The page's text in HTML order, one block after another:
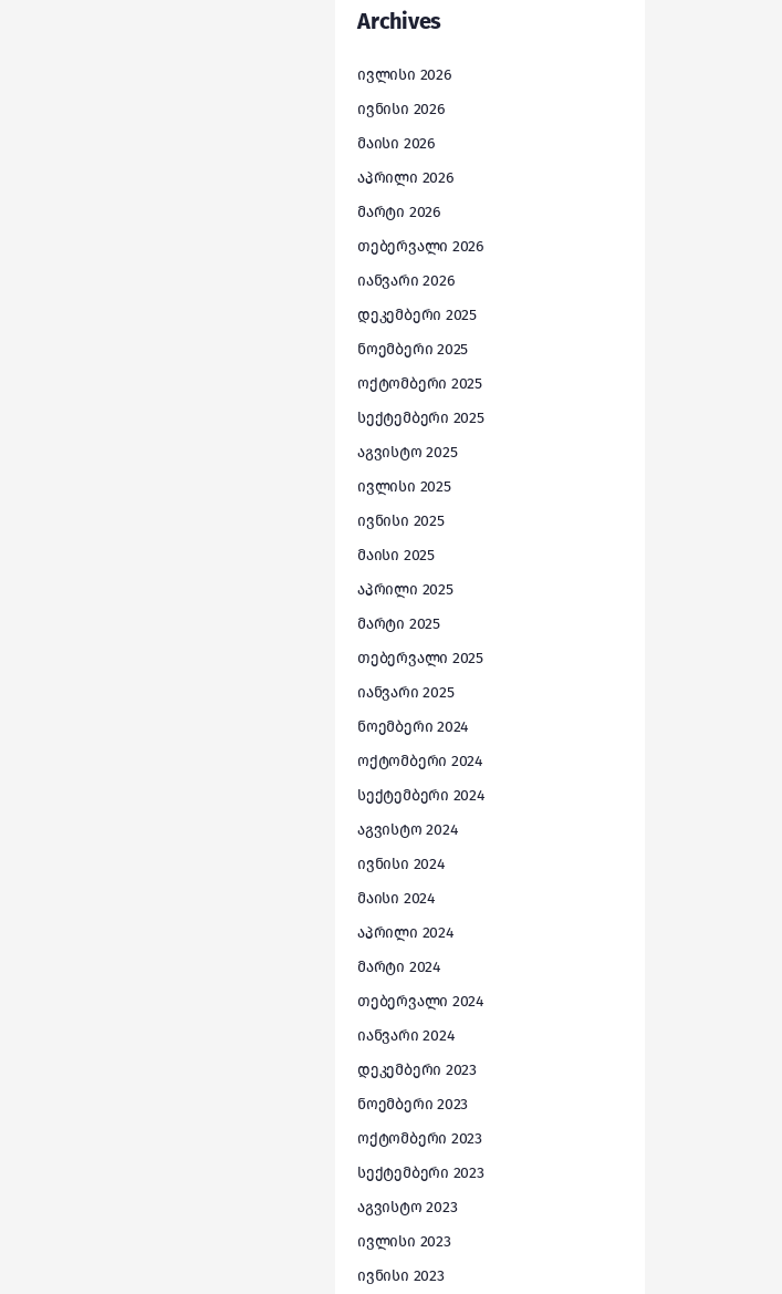
Archives
ივლისი 2026
ივნისი 2026
მაისი 2026
აპრილი 2026
მარტი 2026
თებერვალი 2026
იანვარი 2026
დეკემბერი 2025
ნოემბერი 2025
ოქტომბერი 2025
სექტემბერი 2025
აგვისტო 2025
ივლისი 2025
ივნისი 2025
მაისი 2025
აპრილი 2025
მარტი 2025
თებერვალი 2025
იანვარი 2025
ნოემბერი 2024
ოქტომბერი 2024
სექტემბერი 2024
აგვისტო 2024
ივნისი 2024
მაისი 2024
აპრილი 2024
მარტი 2024
თებერვალი 2024
იანვარი 2024
დეკემბერი 2023
ნოემბერი 2023
ოქტომბერი 2023
სექტემბერი 2023
აგვისტო 2023
ივლისი 2023
ივნისი 2023